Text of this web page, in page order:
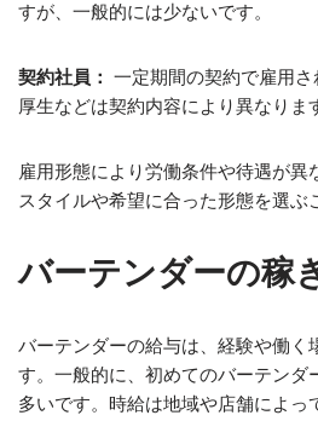
すが、一般的には少ないです。
契約社員： 一定期間の契約で雇用
厚生などは契約内容により異なりま
雇用形態により労働条件や待遇が異
スタイルや希望に合った形態を選ぶ
バーテンダーの稼
バーテンダーの給与は、経験や働く
す。一般的に、初めてのバーテンダ
多いです。時給は地域や店舗によっ